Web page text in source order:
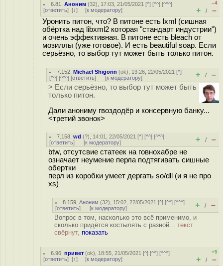
6.81 ,Аноним (32), 17:03, 21/05/2021 [^] [^^] [^^^]
[ответить] [↓] [к модератору]
–4
+ / –
Уронить питон, что? В питоне есть lxml (сишная
обёртка над libxml2 которая "стандарт индустрии")
и очень эффективная. В питоне есть bleach от
мозиллы (уже готовое). И есть beautiful soap. Если
серьёзно, то выбор тут может быть только питон.
7.152 ,Michael Shigorin (ok), 13:26, 22/05/2021 [^]
[^^] [^^^] [ответить] [к модератору] + / –
> Если серьёзно, то выбор тут может быть
только питон.
Дали анониму гвоздодёр и консервную банку...
<третий звонок>
7.158 ,wd (?), 14:01, 22/05/2021 [^] [^^] [^^^]
[ответить] [к модератору] + / –
btw, отсутсвие статеек на говнохабре не
означает неумение перла подтягивать сишные
обертки
перл из коробки умеет дергать so/dll (и я не про
xs)
8.159 ,Аноним (32), 15:02, 22/05/2021 [^] [^^] [^^^]
[ответить] [к модератору] + / –
Вопрос в том, насколько это всё применимо, и
сколько придётся костылять с разной... текст
свёрнут, показать
6.96 ,привет (ok), 18:55, 21/05/2021 [^] [^^] [^^^]
[ответить] [↑] [к модератору]
+5
+ / –